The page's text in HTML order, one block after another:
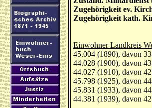
Zugehörigkeit ev.
Zugehörigkeit kath.
Einwohner Landkreis
45.004 (1890), davon
44.028 (1900), davon
44.027 (1910), davon
45.798 (1925), davon
45.831 (1933), davon
44.381 (1939), davon